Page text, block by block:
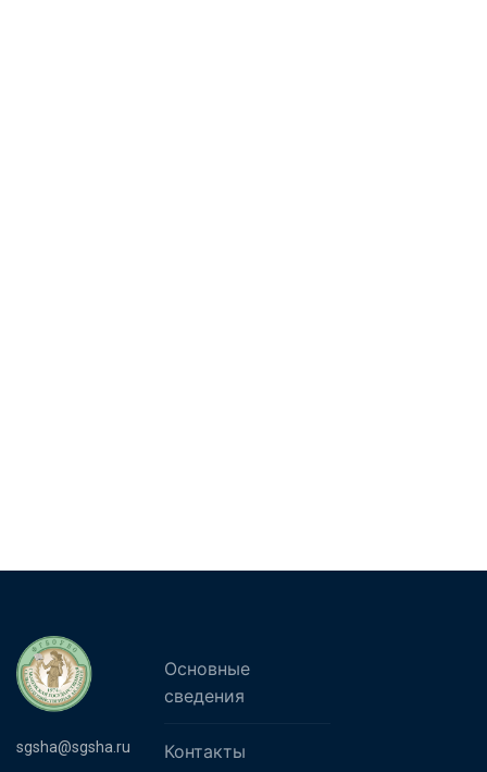
sgsha@sgsha.ru
Основные
сведения
Контакты